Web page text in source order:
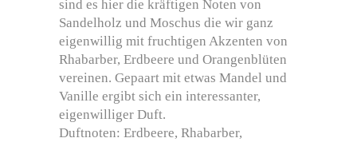
sind es hier die kräftigen Noten von
Sandelholz und Moschus die wir ganz
eigenwillig mit fruchtigen Akzenten von
Rhabarber, Erdbeere und Orangenblüten
vereinen. Gepaart mit etwas Mandel und
Vanille ergibt sich ein interessanter,
eigenwilliger Duft.
Duftnoten: Erdbeere, Rhabarber,